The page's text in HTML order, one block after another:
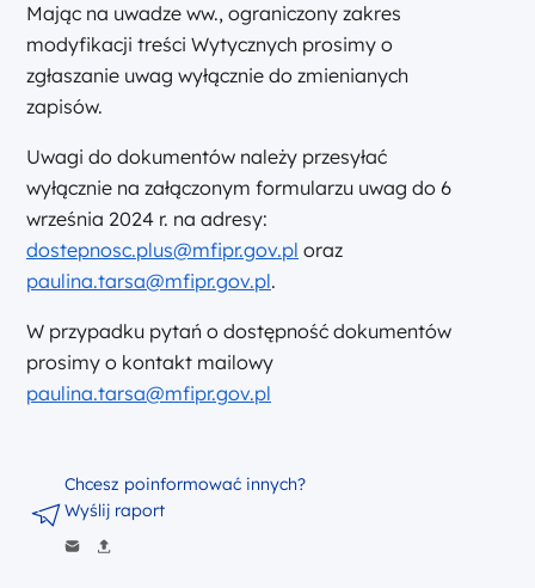
Mając na uwadze ww., ograniczony zakres
modyfikacji treści Wytycznych prosimy o
zgłaszanie uwag wyłącznie do zmienianych
zapisów.
Uwagi do dokumentów należy przesyłać
wyłącznie na załączonym formularzu uwag do 6
września 2024 r. na adresy:
dostepnosc.plus@mfipr.gov.pl oraz
paulina.tarsa@mfipr.gov.pl.
W przypadku pytań o dostępność dokumentów
prosimy o kontakt mailowy
paulina.tarsa@mfipr.gov.pl
Chcesz poinformować innych?
Wyślij raport